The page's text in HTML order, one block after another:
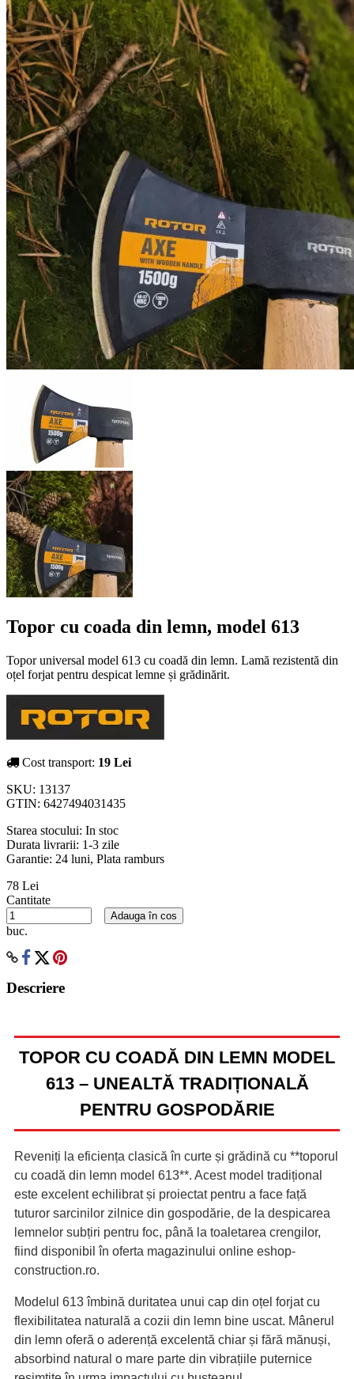
Topor cu coada din lemn, model 613
Topor universal model 613 cu coadă din lemn. Lamă rezistentă din
oțel forjat pentru despicat lemne și grădinărit.
Cost transport: 19 Lei
SKU: 13137
GTIN: 6427494031435
Starea stocului: In stoc
Durata livrarii: 1-3 zile
Garantie: 24 luni, Plata ramburs
78 Lei
Cantitate
buc.
Adauga în cos
Descriere
TOPOR CU COADĂ DIN LEMN MODEL
613 – UNEALTĂ TRADIȚIONALĂ
PENTRU GOSPODĂRIE
Reveniți la eficiența clasică în curte și grădină cu **toporul
cu coadă din lemn model 613**. Acest model tradițional
este excelent echilibrat și proiectat pentru a face față
tuturor sarcinilor zilnice din gospodărie, de la despicarea
lemnelor subțiri pentru foc, până la toaletarea crengilor,
fiind disponibil în oferta magazinului online eshop-
construction.ro.
Modelul 613 îmbină duritatea unui cap din oțel forjat cu
flexibilitatea naturală a cozii din lemn bine uscat. Mânerul
din lemn oferă o aderență excelentă chiar și fără mănuși,
absorbind natural o mare parte din vibrațiile puternice